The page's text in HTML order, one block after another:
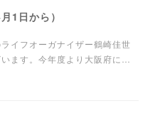
1日から）
イフオーガナイザー鶴崎佳世
ます。今年度より大阪府に…